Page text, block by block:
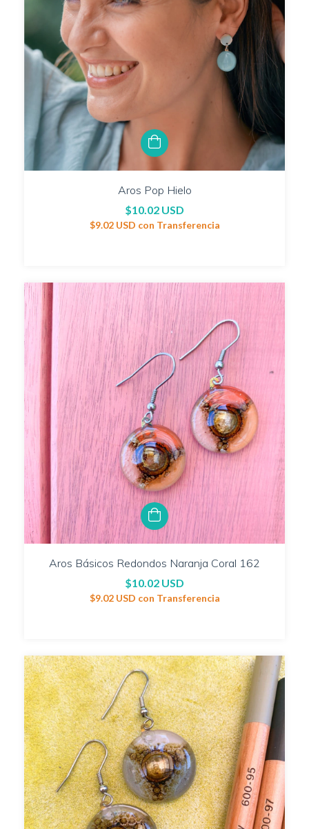
Aros Pop Hielo
$10.02 USD
$9.02 USD con Transferencia
Aros Básicos Redondos Naranja Coral 162
$10.02 USD
$9.02 USD con Transferencia